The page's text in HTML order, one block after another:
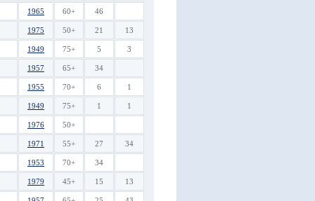
1965 60+ 46
1975 50+ 21 13
1949 75+ 5 3
1957 65+ 34
1955 70+ 6 1
1949 75+ 1 1
1976 50+
1971 55+ 27 34
1953 70+ 34
1979 45+ 15 13